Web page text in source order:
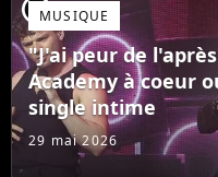
player2MUSIQUE
"J'ai peur de
Academy à coeur
single intime
29 mai 2026